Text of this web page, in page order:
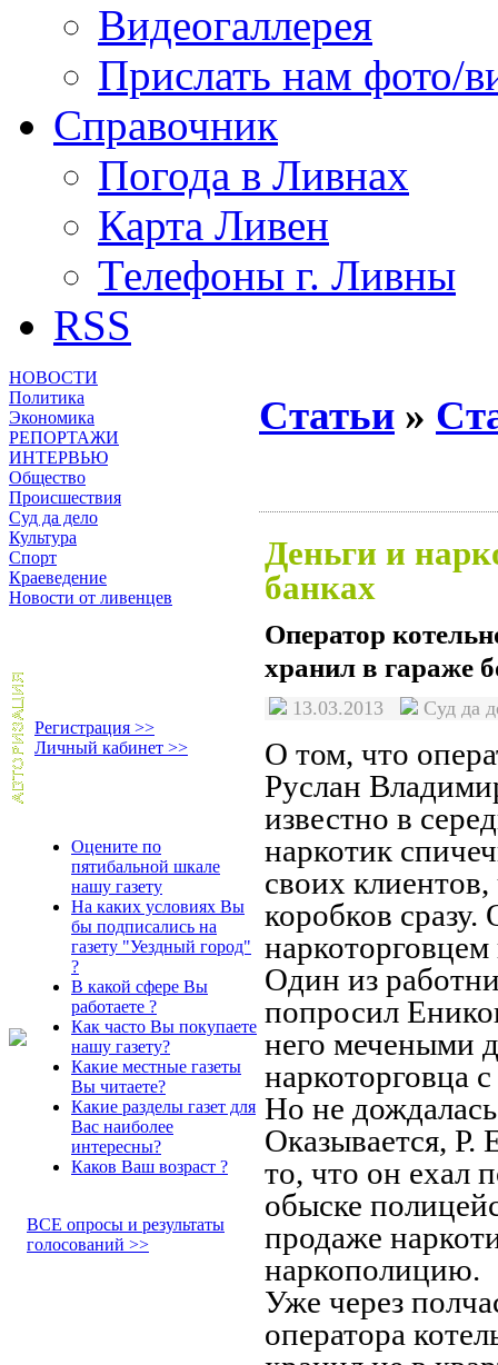
Видеогаллерея
Прислать нам фото/
Справочник
Погода в Ливнах
Карта Ливен
Телефоны г. Ливны
RSS
НОВОСТИ
Политика
Экономика
РЕПОРТАЖИ
ИНТЕРВЬЮ
Общество
Происшествия
Суд да дело
Культура
Спорт
Краеведение
Новости от ливенцев
Регистрация >>
Личный кабинет >>
Оцените по
пятибальной шкале
нашу газету
На каких условиях Вы
бы подписались на
газету "Уездный город"
?
В какой сфере Вы
работаете ?
Как часто Вы покупаете
нашу газету?
Какие местные газеты
Вы читаете?
Какие разделы газет для
Вас наиболее
интересны?
Каков Ваш возраст ?
ВСЕ опросы и результаты
голосований >>
Статьи »
Деньги и
банках
Оператор
хранил в гараже
13.03.2013 Суд да
О том, что
Руслан
известно в
наркотик
своих
коробков
Один из
попросил
него мечеными
наркоторговца
Но не
Оказывается,
то, что он ехал
обыске
продаже
наркополицию.
Уже через
оператора